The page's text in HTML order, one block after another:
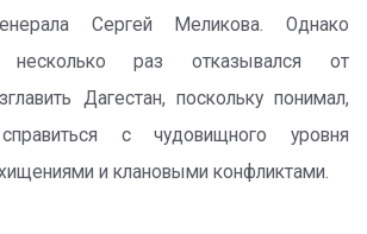
Сергей Меликова. Однако
раз отказывался от
Дагестан, поскольку понимал,
с чудовищного уровня
и клановыми конфликтами.